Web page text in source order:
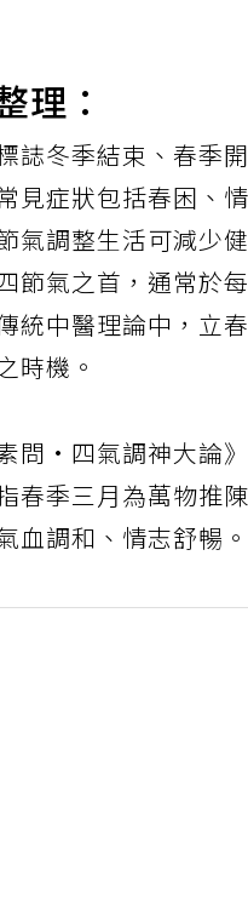
理：
誌冬季結束、春季
見症狀包括春困、
氣調整生活可減少
節氣之首，通常於
統中醫理論中，立
時機。
問·四氣調神大論
春季三月為萬物推
血調和、情志舒暢。